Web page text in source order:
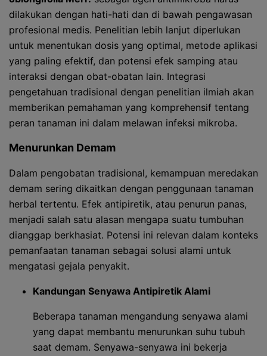
dilakukan dengan hati-hati dan di bawah pengawasan
profesional medis. Penelitian lebih lanjut diperlukan
untuk menentukan dosis yang optimal, metode aplikasi
yang paling efektif, dan potensi efek samping atau
interaksi dengan obat-obatan lain. Integrasi
pengetahuan tradisional dengan penelitian ilmiah akan
memberikan pemahaman yang komprehensif tentang
peran tanaman ini dalam melawan infeksi mikroba.
Menurunkan Demam
Dalam pengobatan tradisional, kemampuan meredakan
demam sering dikaitkan dengan penggunaan tanaman
herbal tertentu. Efek antipiretik, atau penurun panas,
menjadi salah satu alasan mengapa suatu tumbuhan
dianggap berkhasiat. Potensi ini relevan dalam konteks
pemanfaatan tanaman sebagai solusi alami untuk
mengatasi gejala penyakit.
Kandungan Senyawa Antipiretik Alami
Beberapa tanaman mengandung senyawa alami
yang dapat membantu menurunkan suhu tubuh
saat demam. Senyawa-senyawa ini bekerja